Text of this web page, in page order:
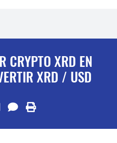
CRYPTO XRD EN
XRD / USD